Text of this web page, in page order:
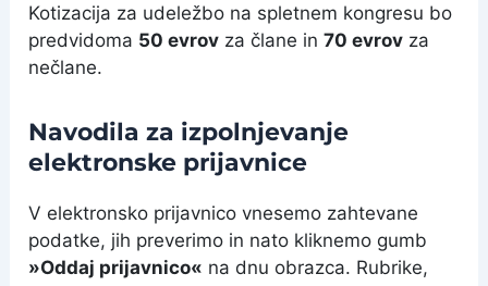
Kotizacija za udeležbo na spletnem kongresu bo
predvidoma 50 evrov za člane in70 evrov za
nečlane.
Navodila za izpolnjevanje
elektronske prijavnice
V elektronsko prijavnico vnesemo zahtevane
podatke, jih preverimo in nato kliknemo gumb
»Oddaj prijavnico« na dnu obrazca. Rubrike,